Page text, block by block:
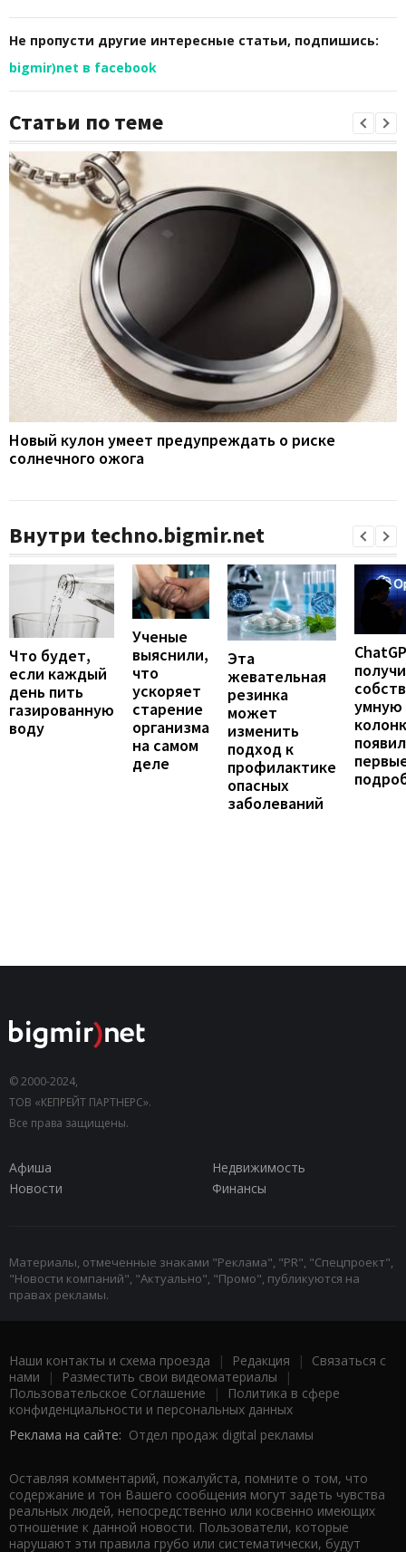
Не пропусти другие интересные статьи, подпишись:
bigmir)net в facebook
Статьи по теме
Новый кулон умеет предупреждать о риске
солнечного ожога
Внутри techno.bigmir.net
Что будет,
если каждый
день пить
газированную
воду
Ученые
выяснили,
что
ускоряет
старение
организма
на самом
деле
Эта
жевательная
резинка
может
изменить
подход к
профилактике
опасных
заболеваний
умную
© 2000-2024,
ТОВ «КЕПРЕЙТ ПАРТНЕРС».
Все права защищены.
Афиша
Недвижимость
Новости
Финансы
Материалы, отмеченные знаками "Реклама", "PR", "Спецпроект",
"Новости компаний", "Актуально", "Промо", публикуются на
правах рекламы.
Наши контакты и схема проезда | Редакция | Связаться с
нами | Разместить свои видеоматериалы |
Пользовательское Соглашение |
Политика в сфере
конфиденциальности и персональных данных
Реклама на сайте: Отдел продаж digital рекламы
Оставляя комментарий, пожалуйста, помните о том, что
содержание и тон Вашего сообщения могут задеть чувства
реальных людей, непосредственно или косвенно имеющих
отношение к данной новости. Пользователи, которые
нарушают эти правила грубо или систематически, будут